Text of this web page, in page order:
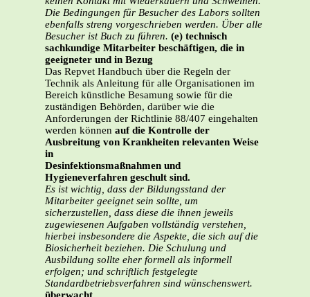
Die Bedingungen für Besucher des Labors sollten
ebenfalls streng vorgeschrieben werden. Über alle
Besucher ist Buch zu führen. (e) technisch
sachkundige Mitarbeiter beschäftigen, die in
geeigneter und in Bezug
Das Repvet Handbuch über die Regeln der
Technik als Anleitung für alle Organisationen im
Bereich künstliche Besamung sowie für die
zuständigen Behörden, darüber wie die
Anforderungen der Richtlinie 88/407 eingehalten
werden können auf die Kontrolle der
Ausbreitung von Krankheiten relevanten Weise
in
Desinfektionsmaßnahmen und
Hygieneverfahren geschult sind.
Es ist wichtig, dass der Bildungsstand der
Mitarbeiter geeignet sein sollte, um
sicherzustellen, dass diese die ihnen jeweils
zugewiesenen Aufgaben vollständig verstehen,
hierbei insbesondere die Aspekte, die sich auf die
Biosicherheit beziehen. Die Schulung und
Ausbildung sollte eher formell als informell
erfolgen; und schriftlich festgelegte
Standardbetriebsverfahren sind wünschenswert.